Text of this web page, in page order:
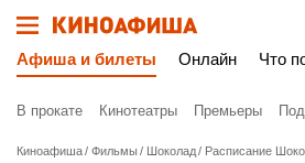
Афиша и билеты Онлайн Что
В прокате Кинотеатры Премьеры
Киноафиша Фильмы Шоколад Расписание